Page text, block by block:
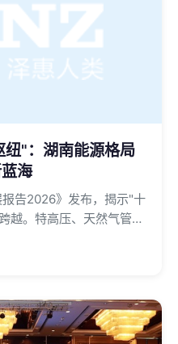
"：湖南能源格局
海
告2026》发布，揭示"十
越。特高压、天然气管